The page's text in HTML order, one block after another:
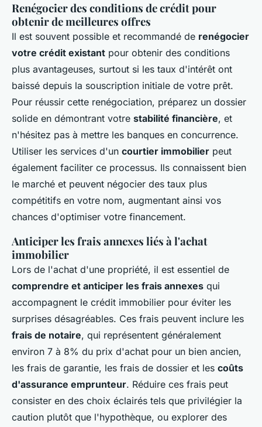
Renégocier des conditions de crédit pour
obtenir de meilleures offres
Il est souvent possible et recommandé de renégocier
votre crédit existant pour obtenir des conditions
plus avantageuses, surtout si les taux d'intérêt ont
baissé depuis la souscription initiale de votre prêt.
Pour réussir cette renégociation, préparez un dossier
solide en démontrant votre stabilité financière, et
n'hésitez pas à mettre les banques en concurrence.
Utiliser les services d'un courtier immobilier peut
également faciliter ce processus. Ils connaissent bien
le marché et peuvent négocier des taux plus
compétitifs en votre nom, augmentant ainsi vos
chances d'optimiser votre financement.
Anticiper les frais annexes liés à l'achat
immobilier
Lors de l'achat d'une propriété, il est essentiel de
comprendre et anticiper les frais annexes qui
accompagnent le crédit immobilier pour éviter les
surprises désagréables. Ces frais peuvent inclure les
frais de notaire, qui représentent généralement
environ 7 à 8% du prix d'achat pour un bien ancien,
les frais de garantie, les frais de dossier et les coûts
d'assurance emprunteur. Réduire ces frais peut
consister en des choix éclairés tels que privilégier la
caution plutôt que l'hypothèque, ou explorer des